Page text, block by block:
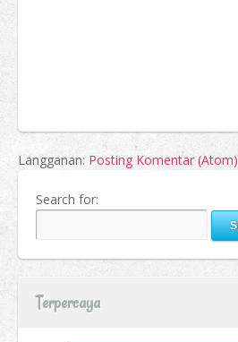
Langganan: Posting Komentar (Atom)
Search for:
Terpercaya